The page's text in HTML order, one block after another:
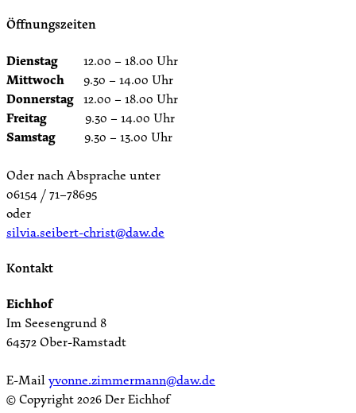
Öffnungszeiten
Dienstag 12.00 – 18.00 Uhr
Mittwoch 9.30 – 14.00 Uhr
Donnerstag 12.00 – 18.00 Uhr
Freitag 9.30 – 14.00 Uhr
Samstag 9.30 – 13.00 Uhr
Oder nach Absprache unter
06154 / 71–78695
oder
silvia.seibert-christ@daw.de
Kontakt
Eichhof
Im Seesengrund 8
64372 Ober-Ramstadt
E-Mailyvonne.zimmermann@daw.de
© Copyright2026 Der Eichhof